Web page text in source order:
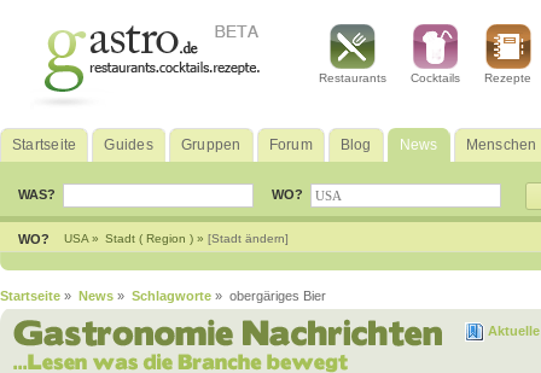
Restaurants Cocktails Rezepte
Startseite Guides Gruppen Forum Blog News Menschen
WAS? WO?
WO? USA » Stadt ( Region ) » [Stadt ändern]
Startseite » News » Schlagworte » obergäriges Bier